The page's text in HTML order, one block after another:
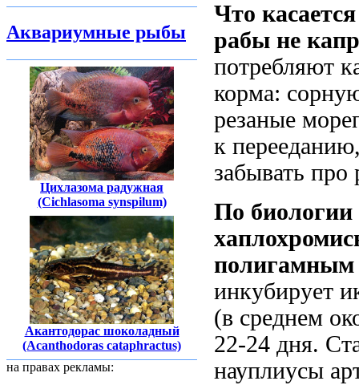
Аквариумные рыбы
Цихлазома радужная
(Cichlasoma synspilum)
Акантодорас шоколадный
(Acanthodoras cataphractus)
на правах рекламы:
Что
рабы не
потребляют
корма:
резаные
к
забывать про
По биологии
полигамным
инкубирует
(в среднем
22-24 дня.
науплиусы